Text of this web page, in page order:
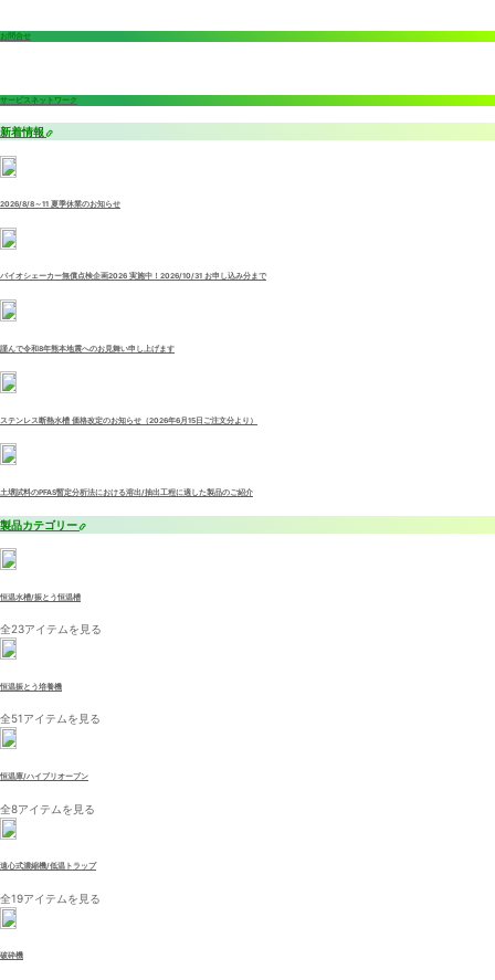
お問合せ
サービスネットワーク
新着情報
2026/8/8～11 夏季休業のお知らせ
バイオシェーカー無償点検企画2026 実施中！2026/10/31 お申し込み分まで
謹んで令和8年熊本地震へのお見舞い申し上げます
ステンレス断熱水槽 価格改定のお知らせ（2026年6月15日ご注文分より）
土壌試料のPFAS暫定分析法における溶出/抽出工程に適した製品のご紹介
製品カテゴリー
恒温水槽/振とう恒温槽
全23アイテムを見る
恒温振とう培養機
全51アイテムを見る
恒温庫/ハイブリオーブン
全8アイテムを見る
遠心式濃縮機/低温トラップ
全19アイテムを見る
破砕機